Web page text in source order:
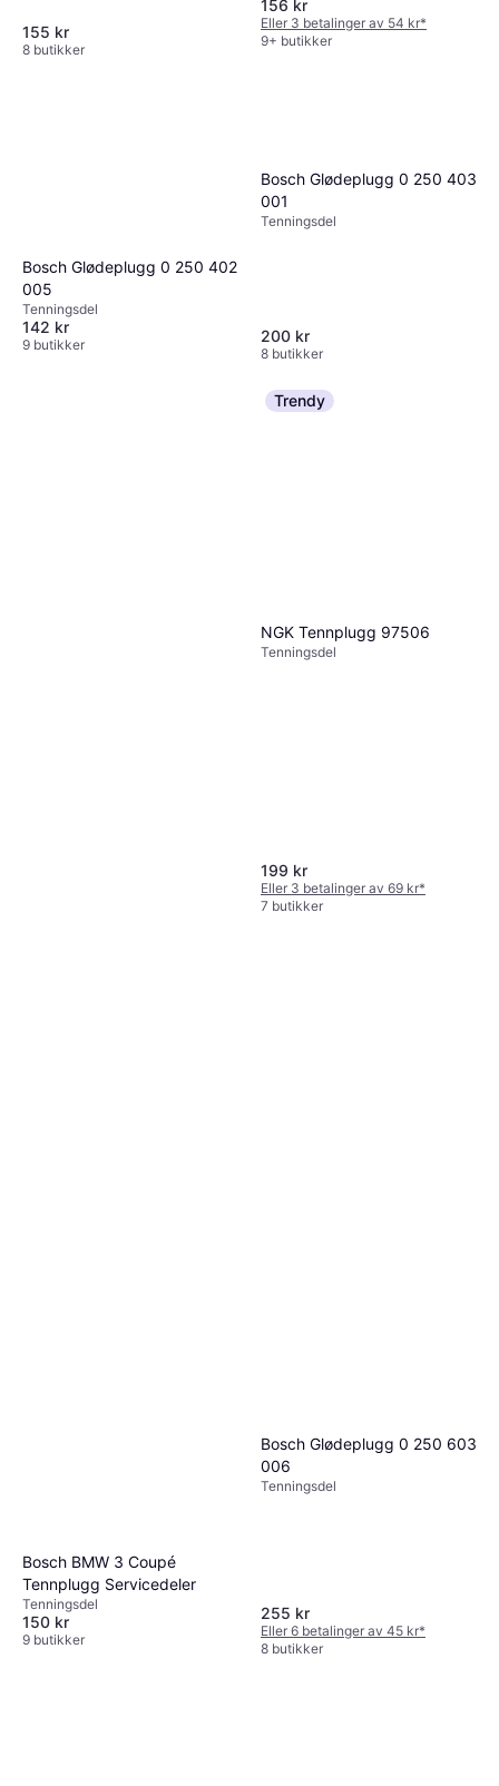
155 kr
8 butikker
156 kr
Eller 3 betalinger av 54 kr*
9+ butikker
Bosch Glødeplugg 0 250 402
005
Tenningsdel
142 kr
9 butikker
Bosch Glødeplugg 0 250 403
001
Tenningsdel
200 kr
8 butikker
Trendy
NGK Tennplugg 97506
Tenningsdel
199 kr
Eller 3 betalinger av 69 kr*
7 butikker
Bosch BMW 3 Coupé
Tennplugg Servicedeler
Tenningsdel
150 kr
9 butikker
Bosch Glødeplugg 0 250 603
006
Tenningsdel
255 kr
Eller 6 betalinger av 45 kr*
8 butikker